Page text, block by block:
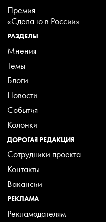
Премия
«Сделано в России»
РАЗДЕЛЫ
Мнения
Темы
Блоги
Новости
События
Колонки
ДОРОГАЯ РЕДАКЦИЯ
Сотрудники проекта
Контакты
Вакансии
РЕКЛАМА
Рекламодателям